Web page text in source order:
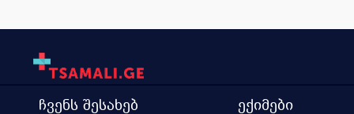
ჩვენს შესახებ
ექიმები